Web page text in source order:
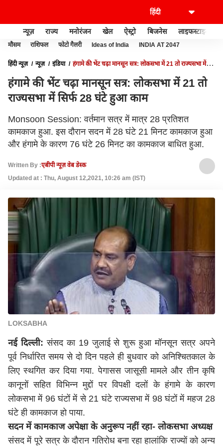
न्यूज़ राज्य मनोरंजन खेल ऐस्ट्रो बिजनेस लाइफस्टाइल
मौसम राशिफल फोटो गैलरी Ideas of India INDIA AT 2047
हिंदी न्यूज़ न्यूज़ इंडिया
हंगामे की भेंट चढ़ा मानसून सत्र: लोकसभा में 21 तो राज्यसभा में
हंगामे की भेंट चढ़ा मानसून सत्र: लोकसभा में 21 तो
राज्यसभा में सिर्फ 28 घंटे हुआ काम
Monsoon Session: वर्तमान सत्र में मात्र 28 प्रतिशत
कामकाज हुआ. इस दौरान सदन में 28 घंटे 21 मिनट कामकाज हुआ
और हंगामे के कारण 76 घंटे 26 मिनट का कामकाज बाधित हुआ.
Written By :एबीपी न्यूज़ वेब डेस्क
Updated at : Thu, August 12,2021, 10:26 am (IST)
LOKSABHA
नई दिल्ली: संसद का 19 जुलाई से शुरू हुआ मॉनसून सत्र अपने
पूर्व निर्धारित समय से दो दिन पहले ही बुधवार को अनिश्चितकाल के
लिए स्थगित कर दिया गया. पेगासस जासूसी मामले और तीन कृषि
कानूनों सहित विभिन्न मुद्दों पर विपक्षी दलों के हंगामे के कारण
लोकसभा में 96 घंटों में से 21 घंटे राज्यसभा में 98 घंटों में महज 28
घंटे ही कामकाज हो पाया.
सदन में कामकाज अपेक्षा के अनुरूप नहीं रहा- लोकसभा अध्यक्ष
संसद में पूरे सत्र के दौरान गतिरोध बना रहा हालांकि राज्यों को अन्य